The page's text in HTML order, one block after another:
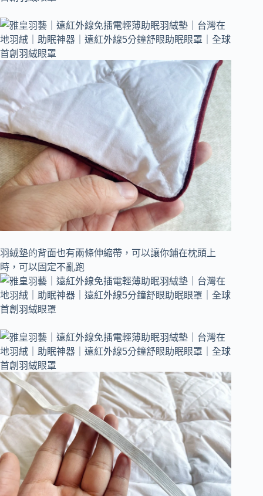
羽絨墊的背面也有兩條伸縮帶，可以讓你鋪在枕頭上
時，可以固定不亂跑